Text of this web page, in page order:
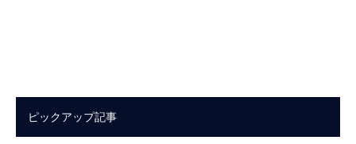
ピックアップ記事